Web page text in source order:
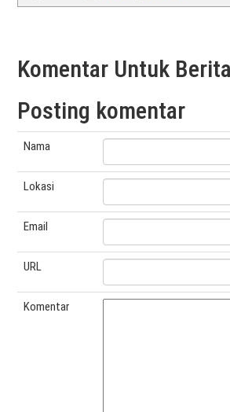
Komentar Untuk
Posting komentar
Nama
Lokasi
Email
URL
Komentar